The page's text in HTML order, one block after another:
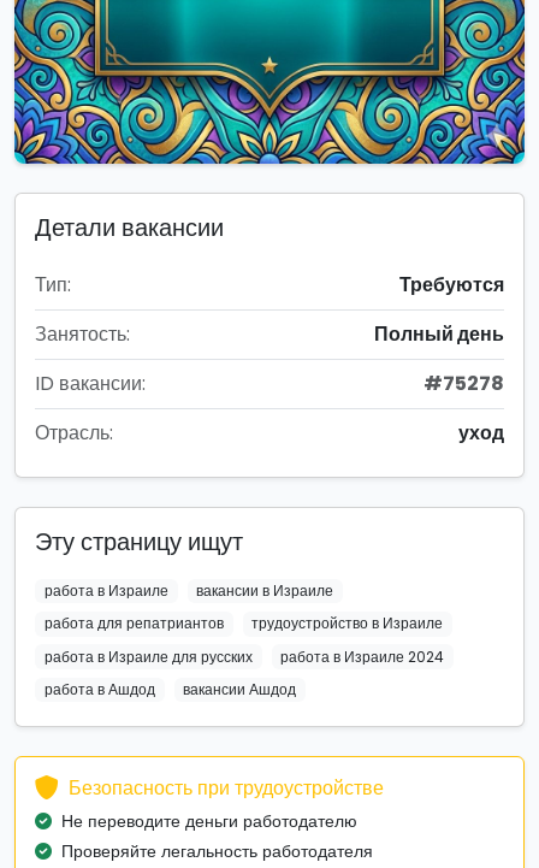
Детали вакансии
Тип:
Требуются
Занятость:
Полный день
ID вакансии:
#75278
Отрасль:
уход
Эту страницу ищут
работа в Израиле
вакансии в Израиле
работа для репатриантов
трудоустройство в Израиле
работа в Израиле для русских
работа в Израиле 2024
работа в Ашдод
вакансии Ашдод
Безопасность при трудоустройстве
Не переводите деньги работодателю
Проверяйте легальность работодателя